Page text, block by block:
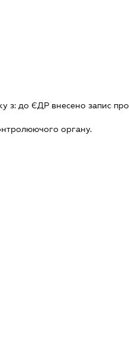
з: до ЄДР внесено запис про
органу.